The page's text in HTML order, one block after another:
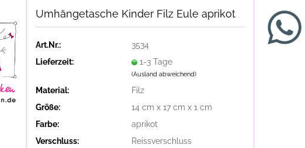
Umhängetasche Kinder Filz Eule aprikot
Art.Nr.:
3534
Lieferzeit:
1-3 Tage
(Ausland abweichend)
Material:
Filz
Größe:
14 cm x 17 cm x 1 cm
Farbe:
aprikot
Verschluss:
Reissverschluss